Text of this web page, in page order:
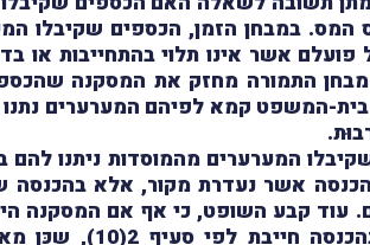
במבחן הזמן, הכספים שקיבלו
אשר אינו תלוי בהתחייבות
התמורה מחזק את המסקנה
המשפט קמא לפיהם המערערים
המערערים מהמוסדות ניתנו
אין מדובר בהכנסה אשר נעדרת מקור,
עוד קבע השופט, כי אף אם
לפי סעיף 2(1),